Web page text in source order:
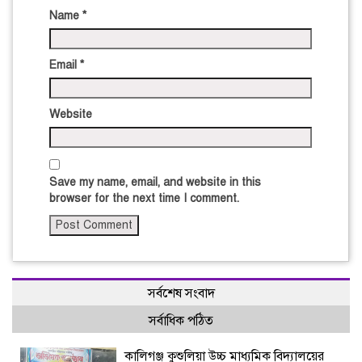
Name *
Email *
Website
Save my name, email, and website in this
browser for the next time I comment.
সর্বশেষ সংবাদ
সর্বাধিক পঠিত
কালিগঞ্জ কুশুলিয়া উচ্চ মাধ্যমিক বিদ্যালয়ের